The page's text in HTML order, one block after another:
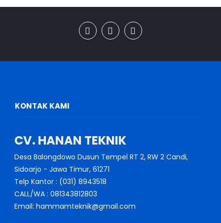
KONTAK KAMI
CV. HANAN TEKNIK
Desa Balongdowo Dusun Tempel RT 2, RW 2 Candi,
Sidoarjo - Jawa Timur, 61271
Telp Kantor : (031) 8943518
CALL/WA : 081343812803
Email: hammamteknik@gmail.com